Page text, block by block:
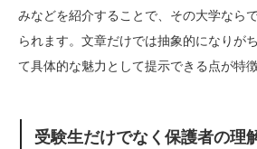
みなどを紹介することで、その大学なら
られます。文章だけでは抽象的になりが
て具体的な魅力として提示できる点が特徴
受験生だけでなく保護者の理